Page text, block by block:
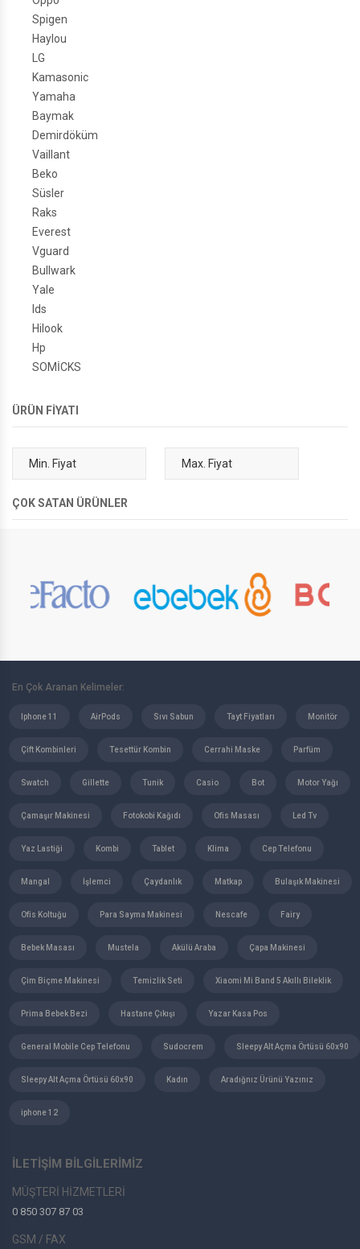
Spigen
Haylou
LG
Kamasonic
Yamaha
Baymak
Demirdöküm
Vaillant
Beko
Süsler
Raks
Everest
Vguard
Bullwark
Yale
Ids
Hilook
Hp
SOMİCKS
ÜRÜN FİYATI
ÇOK SATAN ÜRÜNLER
En Çok Aranan Kelimeler:
Iphone 11 AirPods Sıvı Sabun Tayt Fiyatları Monitör
Çift Kombinleri Tesettür Kombin Cerrahi Maske Parfüm
Swatch Gillette Tunik Casio Bot Motor Yağı
Çamaşır Makinesi Fotokobi Kağıdı Ofis Masası Led Tv
Yaz Lastiği Kombi Tablet Klima Cep Telefonu
Mangal İşlemci Çaydanlık Matkap Bulaşık Makinesi
Ofis Koltuğu Para Sayma Makinesi Nescafe Fairy
Bebek Masası Mustela Akülü Araba Çapa Makinesi
Çim Biçme Makinesi Temizlik Seti Xiaomi Mi Band 5 Akıllı Bileklik
Prima Bebek Bezi Hastane Çıkışı Yazar Kasa Pos
General Mobile Cep Telefonu Sudocrem Sleepy Alt Açma Örtüsü 60x90
Sleepy Alt Açma Örtüsü 60x90 Kadın Aradığnız Ürünü Yazınız
iphone 12
İLETİŞİM BİLGİLERİMİZ
MÜŞTERİ HİZMETLERİ
0 850 307 87 03
GSM / FAX